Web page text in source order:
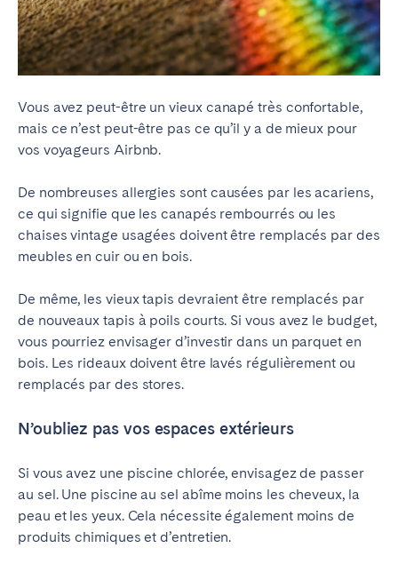
Vous avez peut-être un vieux canapé très confortable,
mais ce n’est peut-être pas ce qu’il y a de mieux pour
vos voyageurs Airbnb.
De nombreuses allergies sont causées par les acariens,
ce qui signifie que les canapés rembourrés ou les
chaises vintage usagées doivent être remplacés par des
meubles en cuir ou en bois.
De même, les vieux tapis devraient être remplacés par
de nouveaux tapis à poils courts. Si vous avez le budget,
vous pourriez envisager d’investir dans un parquet en
bois. Les rideaux doivent être lavés régulièrement ou
remplacés par des stores.
N’oubliez pas vos espaces extérieurs
Si vous avez une piscine chlorée, envisagez de passer
au sel. Une piscine au sel abîme moins les cheveux, la
peau et les yeux. Cela nécessite également moins de
produits chimiques et d’entretien.